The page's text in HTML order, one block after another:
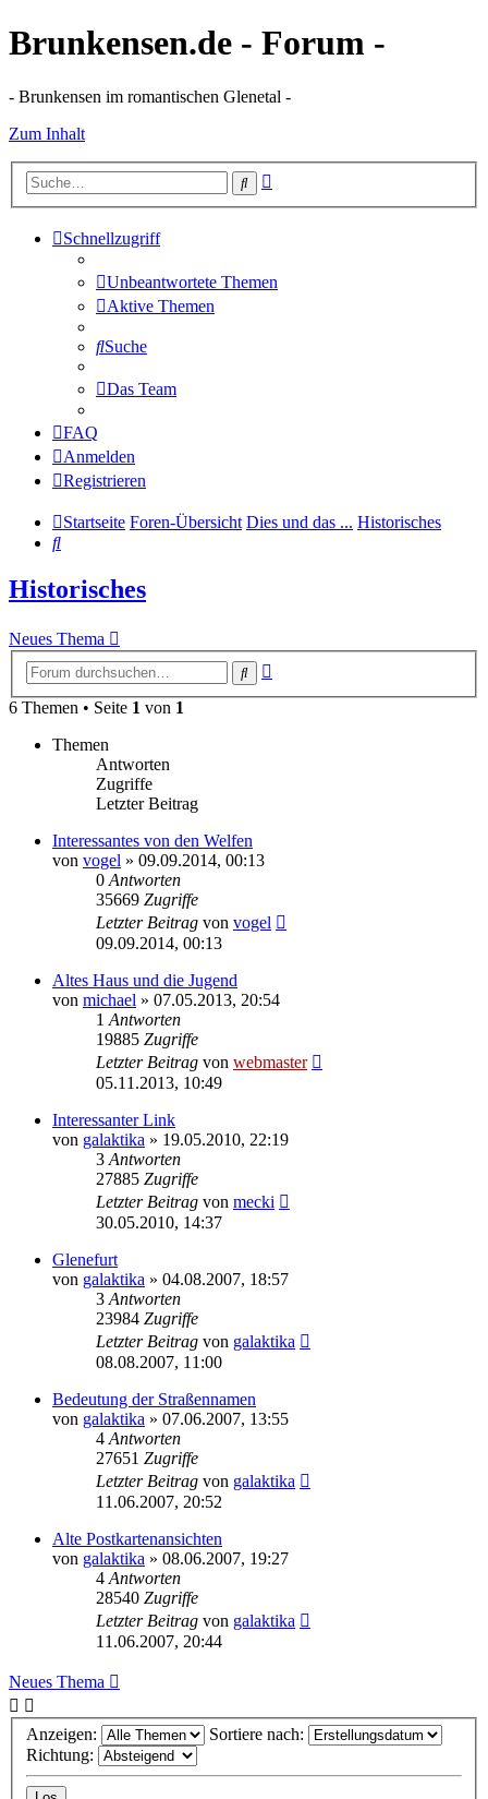
Brunkensen.de - Forum -
- Brunkensen im romantischen Glenetal -
Zum Inhalt
Suche
Schnellzugriff
Unbeantwortete Themen
Aktive Themen
Suche
Das Team
FAQ
Anmelden
Registrieren
Startseite Foren-Übersicht Dies und das ... Historisches
Suche
Historisches
Neues Thema
Suche
6 Themen • Seite 1 von 1
Themen
Antworten
Zugriffe
Letzter Beitrag
Interessantes von den Welfen
von vogel » 09.09.2014, 00:13
0 Antworten
35669 Zugriffe
Letzter Beitrag von vogel
09.09.2014, 00:13
Altes Haus und die Jugend
von michael » 07.05.2013, 20:54
1 Antworten
19885 Zugriffe
Letzter Beitrag von webmaster
05.11.2013, 10:49
Interessanter Link
von galaktika » 19.05.2010, 22:19
3 Antworten
27885 Zugriffe
Letzter Beitrag von mecki
30.05.2010, 14:37
Glenefurt
von galaktika » 04.08.2007, 18:57
3 Antworten
23984 Zugriffe
Letzter Beitrag von galaktika
08.08.2007, 11:00
Bedeutung der Straßennamen
von galaktika » 07.06.2007, 13:55
4 Antworten
27651 Zugriffe
Letzter Beitrag von galaktika
11.06.2007, 20:52
Alte Postkartenansichten
von galaktika » 08.06.2007, 19:27
4 Antworten
28540 Zugriffe
Letzter Beitrag von galaktika
11.06.2007, 20:44
Neues Thema
Anzeigen:
Sortiere nach:
Richtung: